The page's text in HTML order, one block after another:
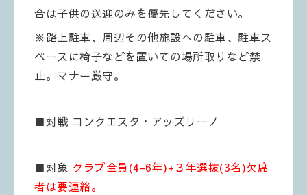
合は子供の送迎のみを優先してください。
※路上駐車、周辺その他施設への駐車、駐車ス
ペースに椅子などを置いての場所取りなど禁
止。マナー厳守。
■対戦 コンクエスタ・アッズリーノ
■対象 クラブ全員(4-6年)+３年選抜(3名)欠席
者は要連絡。